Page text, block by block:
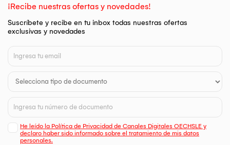
¡Recibe nuestras ofertas y novedades!
Suscríbete y recibe en tu inbox todas nuestras ofertas
exclusivas y novedades
He leído la Política de Privacidad de Canales Digitales OECHSLE y
declaro haber sido informado sobre el tratamiento de mis datos
personales.